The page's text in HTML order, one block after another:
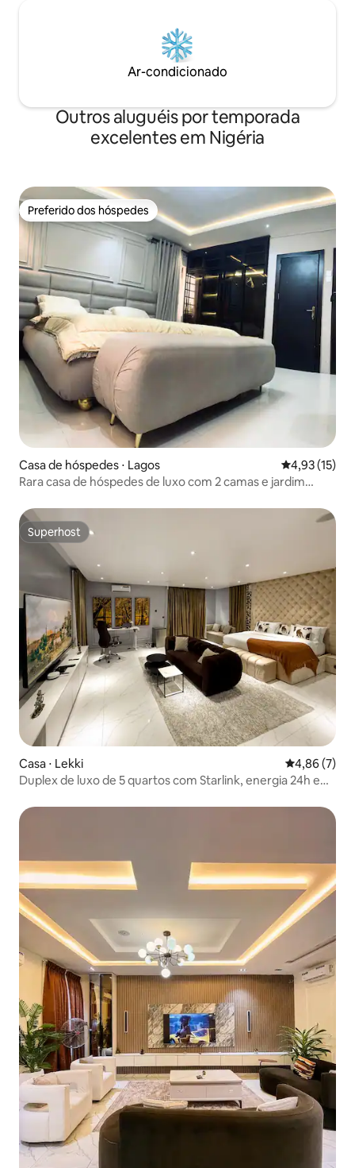
Ar-condicionado
Outros aluguéis por temporada
excelentes em Nigéria
Preferido dos hóspedes
Preferido dos hóspedes
Casa de hóspedes ⋅ Lagos 4,93 de uma
4,93 (15)
Rara casa de hóspedes de luxo com 2 camas e jardim
Superhost
Superhost
Casa ⋅ Lekki 4,86 de uma
4,86 (7)
Duplex de luxo de 5 quartos com Starlink, energia 24h em